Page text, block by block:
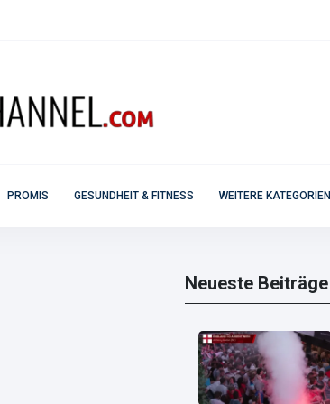
PROMIS GESUNDHEIT & FITNESS WEITERE KATEGORIEN
Neueste Beiträge